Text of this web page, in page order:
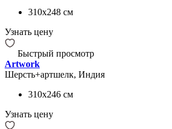
310x248 см
Узнать цену
Быстрый просмотр
Artwork
Шерсть+артшелк, Индия
310x246 см
Узнать цену